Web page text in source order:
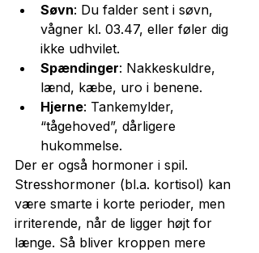
Søvn: Du falder sent i søvn,
vågner kl. 03.47, eller føler dig
ikke udhvilet.
Spændinger: Nakkeskuldre,
lænd, kæbe, uro i benene.
Hjerne: Tankemylder,
“tågehoved”, dårligere
hukommelse.
Der er også hormoner i spil.
Stresshormoner (bl.a. kortisol) kan
være smarte i korte perioder, men
irriterende, når de ligger højt for
længe. Så bliver kroppen mere